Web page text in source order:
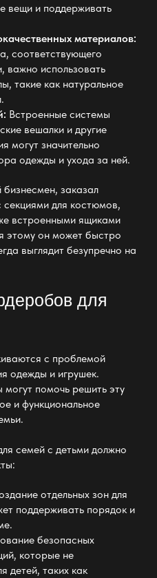
вещи и поддерживать
материалов:
соответствующего
важно использовать
такие как натуральное
Встроенные системы
вешалки и другие
могут значительно
одежды и ухода за ней.
заказал
секциями для костюмов,
встроенными ящиками
этому он может быстро
выглядит безупречно на
для
с проблемой
одежды и игрушек.
помочь решить эту
и функциональное
семей с детьми должно
отдельных зон для
поддерживать порядок и
безопасных
которые не
детей, таких как